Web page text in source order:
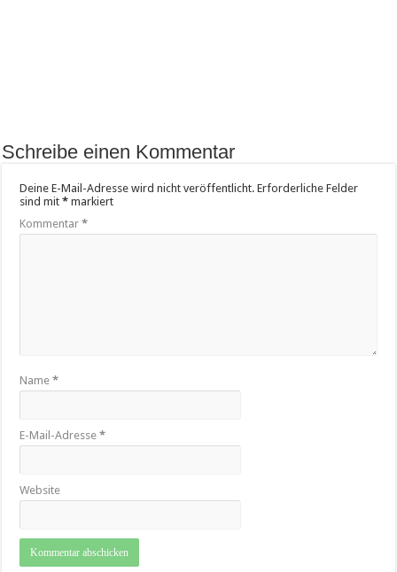
Schreibe einen Kommentar
Deine E-Mail-Adresse wird nicht veröffentlicht. Erforderliche Felder
sind mit* markiert
Kommentar*
Name*
E-Mail-Adresse*
Website